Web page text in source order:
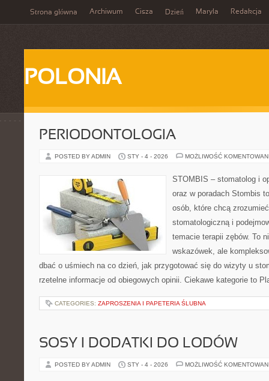
Strona główna Archiwum Cisza Dzień Maryla Redakcja
POLONIA
PERIODONTOLOGIA
POSTED BY ADMIN STY - 4 - 2026 MOŻLIWOŚĆ
STOMBIS – stomatolog i
oraz w poradach Stombis
osób, które chcą
stomatologiczną i
temacie terapii zębów. To
wskazówek, ale
dbać o uśmiech na co dzień, jak przygotować się do wizyty u
rzetelne informacje od obiegowych opinii. Ciekawe kategorie to
CATEGORIES: ZAPROSZENIA I PAPETERIA ŚLUBNA
SOSY I DODATKI DO LODÓW
POSTED BY ADMIN STY - 4 - 2026 MOŻLIWOŚĆ